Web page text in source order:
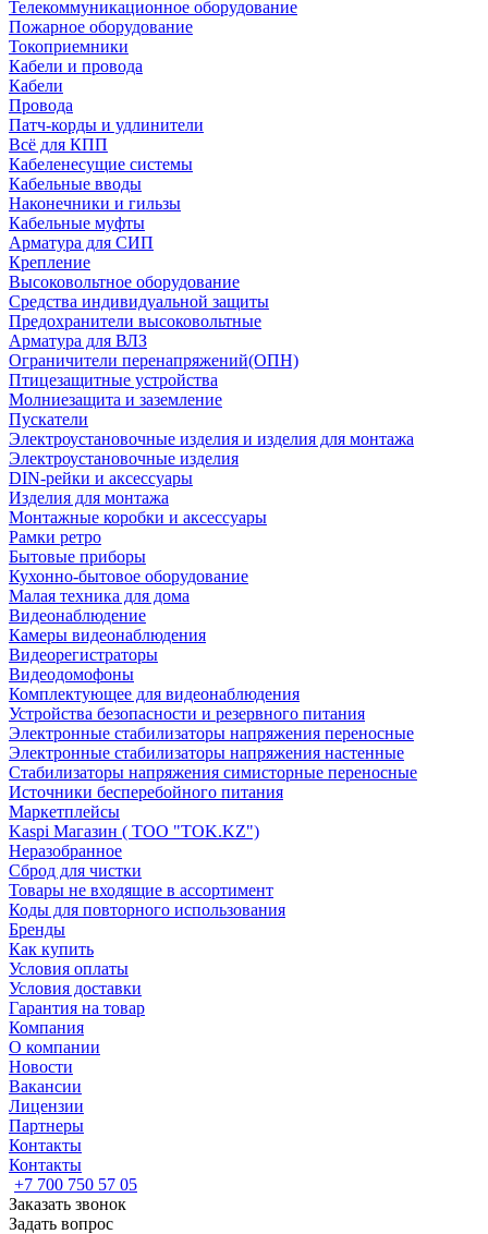
Телекоммуникационное оборудование
Пожарное оборудование
Токоприемники
Кабели и провода
Кабели
Провода
Патч-корды и удлинители
Всё для КПП
Кабеленесущие системы
Кабельные вводы
Наконечники и гильзы
Кабельные муфты
Арматура для СИП
Крепление
Высоковольтное оборудование
Средства индивидуальной защиты
Предохранители высоковольтные
Арматура для ВЛЗ
Ограничители перенапряжений(ОПН)
Птицезащитные устройства
Молниезащита и заземление
Пускатели
Электроустановочные изделия и изделия для монтажа
Электроустановочные изделия
DIN-рейки и аксессуары
Изделия для монтажа
Монтажные коробки и аксессуары
Рамки ретро
Бытовые приборы
Кухонно-бытовое оборудование
Малая техника для дома
Видеонаблюдение
Камеры видеонаблюдения
Видеорегистраторы
Видеодомофоны
Комплектующее для видеонаблюдения
Устройства безопасности и резервного питания
Электронные стабилизаторы напряжения переносные
Электронные стабилизаторы напряжения настенные
Стабилизаторы напряжения симисторные переносные
Источники бесперебойного питания
Маркетплейсы
Kaspi Магазин ( ТОО "TOK.KZ")
Неразобранное
Сброд для чистки
Товары не входящие в ассортимент
Коды для повторного использования
Бренды
Как купить
Условия оплаты
Условия доставки
Гарантия на товар
Компания
О компании
Новости
Вакансии
Лицензии
Партнеры
Контакты
Контакты
+7 700 750 57 05
Заказать звонок
Задать вопрос